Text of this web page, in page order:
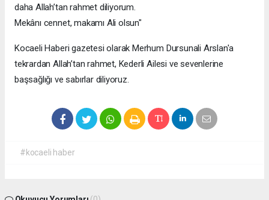
daha Allah’tan rahmet diliyorum.
Mekânı cennet, makamı Ali olsun"
Kocaeli Haberi gazetesi olarak Merhum Dursunali Arslan'a
tekrardan Allah’tan rahmet, Kederli Ailesi ve sevenlerine
başsağlığı ve sabırlar diliyoruz.
#kocaeli haber